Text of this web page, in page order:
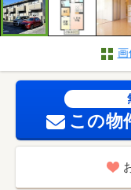
画
この物